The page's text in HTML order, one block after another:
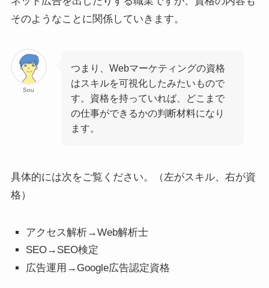
そのようなことに関係していきます。
Sou
つまり、Webマーケティングの資格
はスキルを可視化したみたいもので
す。資格を持っていれば、どこまで
の仕事ができるかの判断材料になり
ます。
具体的には次をご覧ください。（左がスキル、右が資
格）
アクセス解析→Web解析士
SEO→SEO検定
広告運用→Google広告認定資格